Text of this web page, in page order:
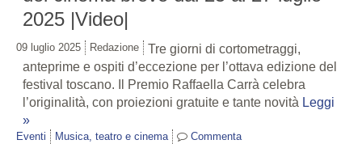
2025 |Video|
09 luglio 2025 Redazione
Tre giorni di cortometraggi,
anteprime e ospiti d’eccezione per l’ottava edizione del
festival toscano. Il Premio Raffaella Carrà celebra
l’originalità, con proiezioni gratuite e tante novità Leggi
»
Eventi Musica, teatro e cinema Commenta